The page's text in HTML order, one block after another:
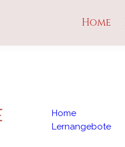
Home
Home
Lernangebote